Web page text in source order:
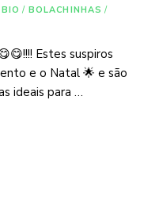
BIO / BOLACHINHAS /
Estes suspiros
e o Natal 🌟 e são
ideais para …